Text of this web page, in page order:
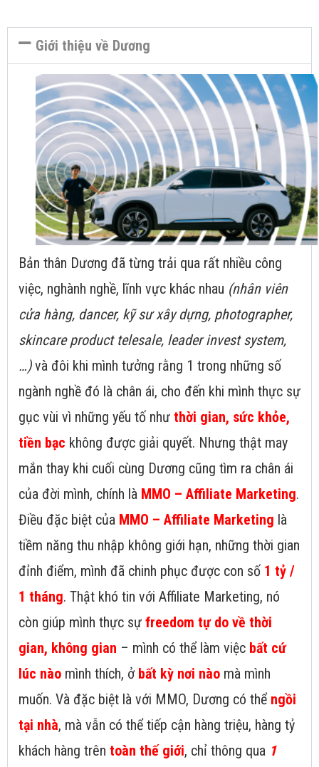
Giới thiệu về Dương
Bản thân Dương đã từng trải qua rất nhiều công
việc, nghành nghề, lĩnh vực khác nhau (nhân viên
cửa hàng, dancer, kỹ sư xây dựng, photographer,
skincare product telesale, leader invest system,
…)và đôi khi mình tưởng rằng 1 trong những số
ngành nghề đó là chân ái, cho đến khi mình thực sự
gục vùi vì những yếu tố như thời gian, sức khỏe,
tiền bạc không được giải quyết. Nhưng thật may
mắn thay khi cuối cùng Dương cũng tìm ra chân ái
của đời mình, chính là MMO – Affiliate Marketing.
Điều đặc biệt của MMO – Affiliate Marketing là
tiềm năng thu nhập không giới hạn, những thời gian
đỉnh điểm, mình đã chinh phục được con số 1 tỷ /
1 tháng. Thật khó tin với Affiliate Marketing, nó
còn giúp mình thực sự freedom tự do về thời
gian, không gian – mình có thể làm việc bất cứ
lúc nào mình thích, ở bất kỳ nơi nào mà mình
muốn. Và đặc biệt là với MMO, Dương có thể ngồi
tại nhà, mà vẫn có thể tiếp cận hàng triệu, hàng tỷ
khách hàng trên toàn thế giới, chỉ thông qua 1